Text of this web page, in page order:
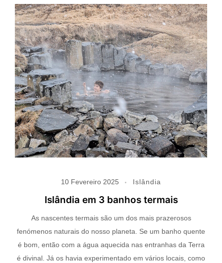
10 Fevereiro 2025 Islândia
Islândia em 3 banhos termais
As nascentes termais são um dos mais prazerosos
fenómenos naturais do nosso planeta. Se um banho quente
é bom, então com a água aquecida nas entranhas da Terra
é divinal. Já os havia experimentado em vários locais, como